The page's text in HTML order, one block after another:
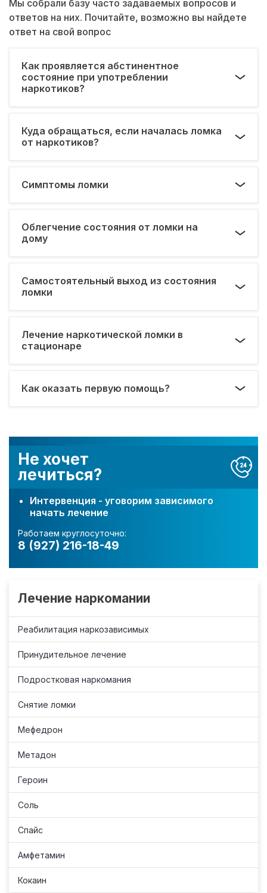
Не хочет
лечиться?
Интервенция - уговорим зависимого
начать лечение
Работаем круглосуточно:
8 (927) 216-18-49
Лечение наркомании
Реабилитация наркозависимых
Принудительное лечение
Подростковая наркомания
Снятие ломки
Мефедрон
Метадон
Героин
Соль
Спайс
Амфетамин
Кокаин
Мы собрали базу часто задаваемых вопросов и
ответов на них. Почитайте, возможно вы найдете
ответ на свой вопрос
Как проявляется абстинентное
состояние при употреблении
наркотиков?
Куда обращаться, если началась ломка
от наркотиков?
Симптомы ломки
Облегчение состояния от ломки на
дому
Самостоятельный выход из состояния
ломки
Лечение наркотической ломки в
стационаре
Как оказать первую помощь?